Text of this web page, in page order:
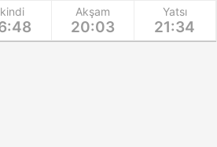
Akşam
20:03
Yatsı
21:34